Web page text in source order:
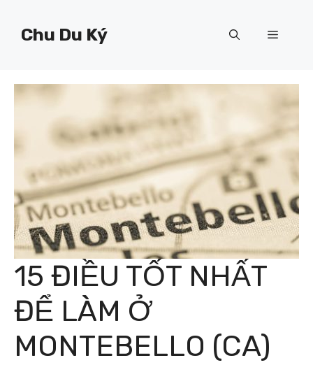
Chu Du Ký Menu
15 ĐIỀU TỐT NHẤT
ĐỂ LÀM Ở
MONTEBELLO (CA)